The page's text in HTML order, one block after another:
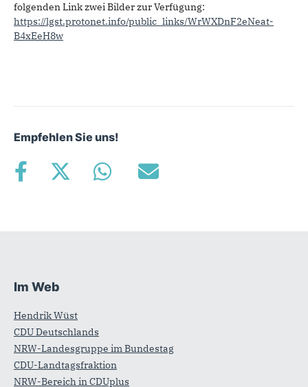
folgenden Link zwei Bilder zur Verfügung:
https://lgst.protonet.info/public_links/WrWXDnF2eNeat-
B4xEeH8w
Empfehlen Sie uns!
Fußbereich
Im Web
Hendrik Wüst
CDU Deutschlands
NRW-Landesgruppe im Bundestag
CDU-Landtagsfraktion
NRW-Bereich in CDUplus